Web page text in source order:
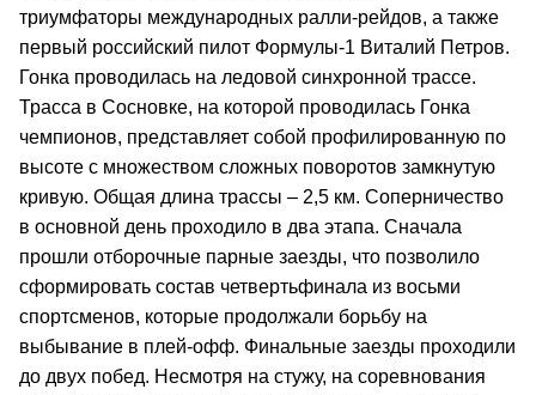
триумфаторы международных ралли-рейдов, а также
первый российский пилот Формулы-1 Виталий Петров.
Гонка проводилась на ледовой синхронной трассе.
Трасса в Сосновке, на которой проводилась Гонка
чемпионов, представляет собой профилированную по
высоте с множеством сложных поворотов замкнутую
кривую. Общая длина трассы – 2,5 км. Соперничество
в основной день проходило в два этапа. Сначала
прошли отборочные парные заезды, что позволило
сформировать состав четвертьфинала из восьми
спортсменов, которые продолжали борьбу на
выбывание в плей-офф. Финальные заезды проходили
до двух побед. Несмотря на стужу, на соревнования